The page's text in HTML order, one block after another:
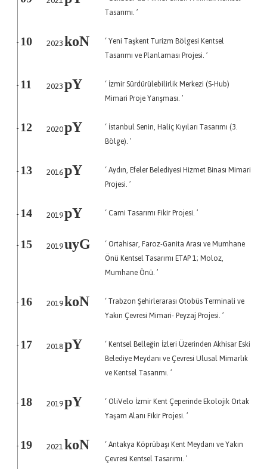
Tasarımı. ’
- 10 2023koN
‘ Yeni Taşkent Turizm Bölgesi Kentsel
Tasarımı ve Planlaması Projesi. ’
- 11 2023pY
‘ İzmir Sürdürülebilirlik Merkezi (S-Hub)
Mimari Proje Yarışması. ’
- 12 2020pY
‘ İstanbul Senin, Haliç Kıyıları Tasarımı (3.
Bölge). ’
- 13 2016pY
‘ Aydın, Efeler Belediyesi Hizmet Binası Mimari
Projesi. ’
- 14 2019pY ‘ Cami Tasarımı Fikir Projesi. ’
- 15 2019uyG
‘ Ortahisar, Faroz-Ganita Arası ve Mumhane
Önü Kentsel Tasarımı ETAP 1; Moloz,
Mumhane Önü. ’
- 16 2019koN
‘ Trabzon Şehirlerarası Otobüs Terminali ve
Yakın Çevresi Mimari- Peyzaj Projesi. ’
- 17 2018pY
‘ Kentsel Belleğin İzleri Üzerinden Akhisar Eski
Belediye Meydanı ve Çevresi Ulusal Mimarlık
ve Kentsel Tasarımı. ’
- 18 2019pY
‘ OliVelo İzmir Kent Çeperinde Ekolojik Ortak
Yaşam Alanı Fikir Projesi. ’
- 19 2021koN
‘ Antakya Köprübaşı Kent Meydanı ve Yakın
Çevresi Kentsel Tasarımı. ’